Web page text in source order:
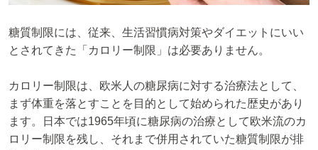
糖質制限には、従来、生活習慣病対策やダイエットにいい
とされてきた「カロリー制限」は必要ありません。
カロリー制限は、欧米人の糖尿病に対する治療法として、
まず体重を落とすことを目的として始められた歴史があり
ます。日本では1965年頃に糖尿病の治療として欧米流のカ
ロリー制限を残し、それまで併用されていた糖質制限が排